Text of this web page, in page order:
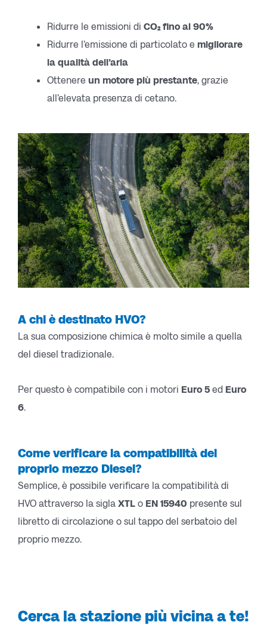
Ridurre le emissioni diCO₂ fino al 90%
Ridurre l’emissione di particolato emigliorare
la qualità dell’aria
Ottenereun motore più prestante, grazie
all’elevata presenza di cetano.
A chi è destinato HVO?
La sua composizione chimica è molto simile a quella
del diesel tradizionale.
Per questo è compatibile con i motori Euro 5 ed Euro
6.
Come verificare la compatibilità del
proprio mezzo Diesel?
Semplice, è possibile verificare la compatibilità di
HVO attraverso la sigla XTL o EN 15940 presente sul
libretto di circolazione o sul tappo del serbatoio del
proprio mezzo.
Cerca la stazione più vicina a te!